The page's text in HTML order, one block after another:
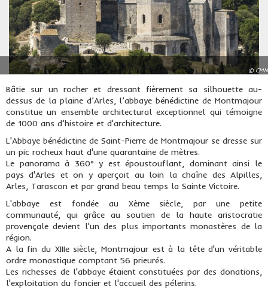
© CMN
Bâtie sur un rocher et dressant fièrement sa silhouette au-
dessus de la plaine d’Arles, l’abbaye bénédictine de Montmajour
constitue un ensemble architectural exceptionnel qui témoigne
de 1000 ans d’histoire et d'architecture.
L'Abbaye bénédictine de Saint-Pierre de Montmajour se dresse sur
un pic rocheux haut d'une quarantaine de mètres.
Le panorama à 360° y est époustouflant, dominant ainsi le
pays d'Arles et on y aperçoit au loin la chaîne des Alpilles,
Arles, Tarascon et par grand beau temps la Sainte Victoire.
L'abbaye est fondée au Xème siècle, par une petite
communauté, qui grâce au soutien de la haute aristocratie
provençale devient l'un des plus importants monastères de la
région.
A la fin du XIIIe siècle, Montmajour est à la tête d'un véritable
ordre monastique comptant 56 prieurés.
Les richesses de l'abbaye étaient constituées par des donations,
l'exploitation du foncier et l'accueil des pélerins.